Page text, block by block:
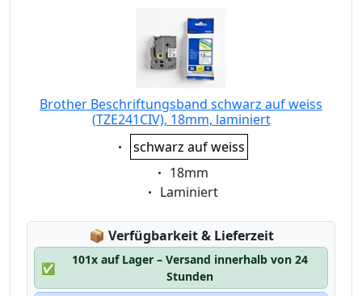
Brother Beschriftungsband schwarz auf weiss
(TZE241CIV), 18mm, laminiert
Eigenschaft:
schwarz auf weiss
Eigenschaft:
18mm
Eigenschaft:
Laminiert
📦 Lagerstatus:
Verfügbarkeit & Lieferzeit
✅
101x auf Lager – Versand innerhalb von 24
Stunden